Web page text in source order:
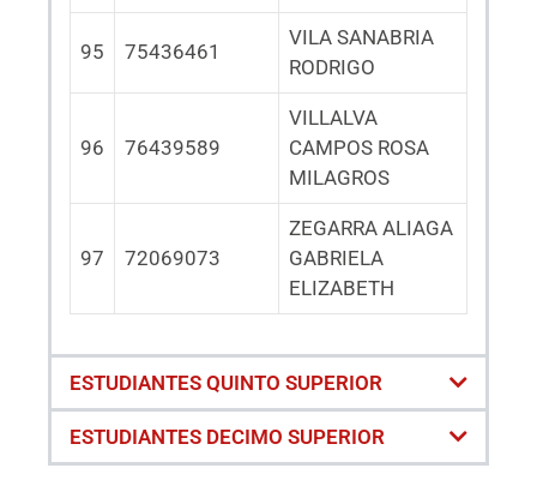
95 75436461
VILA SANABRIA
RODRIGO
96 76439589
VILLALVA
CAMPOS ROSA
MILAGROS
97 72069073
ZEGARRA ALIAGA
GABRIELA
ELIZABETH
ESTUDIANTES QUINTO SUPERIOR
ESTUDIANTES DECIMO SUPERIOR